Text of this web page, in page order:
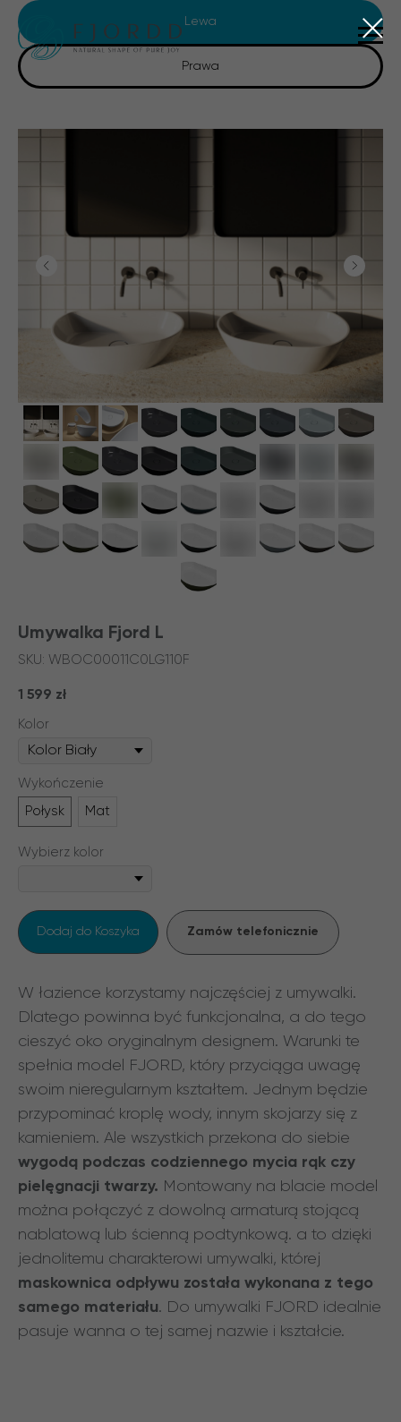
Lewa
Prawa
Umywalka Fjord L
SKU: WBOC00011C0LG110F
1 599 zł
Kolor
Wykończenie
Połysk Mat
Wybierz kolor
Dodaj do Koszyka Zamów telefonicznie
W łazience korzystamy najczęściej z umywalki.
Dlatego powinna być funkcjonalna, a do tego
cieszyć oko oryginalnym designem. Warunki te
spełnia model FJORD, który przyciąga uwagę
swoim nieregularnym kształtem. Jednym będzie
przypominać kroplę wody, innym skojarzy się z
kamieniem. Ale wszystkich przekona do siebie
wygodą podczas codziennego mycia rąk czy
pielęgnacji twarzy. Montowany na blacie model
można połączyć z dowolną armaturą stojącą
nablatową lub ścienną podtynkową. a to dzięki
jednolitemu charakterowi umywalki, której
maskownica odpływu została wykonana z tego
samego materiału. Do umywalki FJORD idealnie
pasuje wanna o tej samej nazwie i kształcie.